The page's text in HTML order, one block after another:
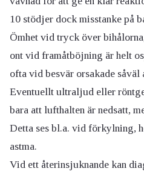
10 stödjer dock misstanke på
Ömhet vid tryck över
ont vid framåtböjning är helt
ofta vid besvär orsakade
Eventuellt ultraljud eller
bara att lufthalten är nedsatt,
Detta ses bl.a. vid förkylning,
astma.
Vid ett återinsjuknande kan